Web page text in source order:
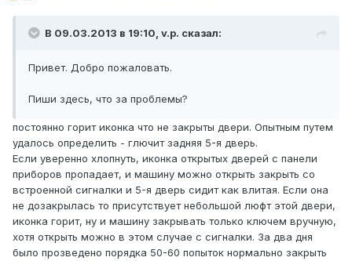
В 09.03.2013 в 19:10, v.p. сказал:
Привет. Добро пожаловать.
Пиши здесь, что за проблемы?
постоянно горит иконка что не закрыты двери. Опытным путем
удалось определить - глючит задняя 5-я дверь.
Если уверенно хлопнуть, иконка открытых дверей с панели
приборов пропадает, и машину можно открыть закрыть со
встроенной сигналки и 5-я дверь сидит как влитая. Если она
не дозакрылась то присутствует небольшой люфт этой двери,
иконка горит, ну и машину закрывать только ключем вручную,
хотя открыть можно в этом случае с сигналки. За два дня
было прозведено порядка 50-60 попыток нормально закрыть